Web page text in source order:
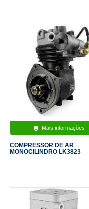
Mais informações
COMPRESSOR DE AR
MONOCILINDRO LK3823